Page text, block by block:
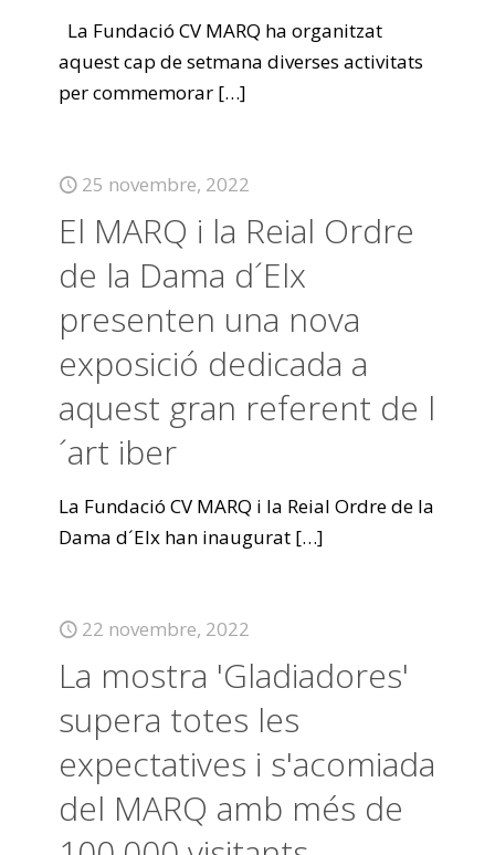
La Fundació CV MARQ ha organitzat
aquest cap de setmana diverses activitats
per commemorar […]
25 novembre, 2022
El MARQ i la Reial Ordre
de la Dama d´Elx
presenten una nova
exposició dedicada a
aquest gran referent de l
´art iber
La Fundació CV MARQ i la Reial Ordre de la
Dama d´Elx han inaugurat […]
22 novembre, 2022
La mostra 'Gladiadores'
supera totes les
expectatives i s'acomiada
del MARQ amb més de